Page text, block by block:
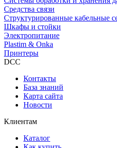
Средства связи
Структурированные кабельные
Шкафы и стойки
Электропитание
Plastim & Onka
Принтеры
DCC
Контакты
База знаний
Карта сайта
Новости
Клиентам
Каталог